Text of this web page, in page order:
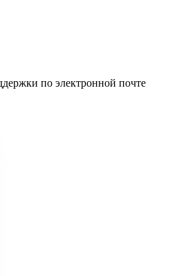
по электронной почте